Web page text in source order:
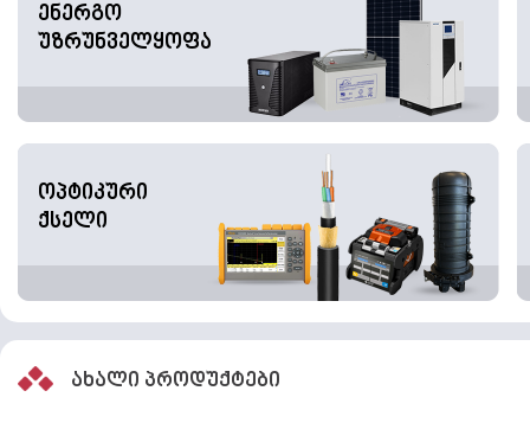
ენერგო
უზრუნველყოფა
ოპტიკური
ქსელი
ახალი პროდუქტები